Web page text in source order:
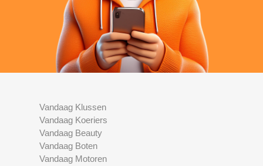
Vandaag Klussen
Vandaag Koeriers
Vandaag Beauty
Vandaag Boten
Vandaag Motoren